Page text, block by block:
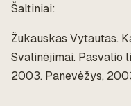
Šaltiniai:
Žukauskas Vytautas.
Svalinėjimai. Pasvalio
2003. Panevėžys,